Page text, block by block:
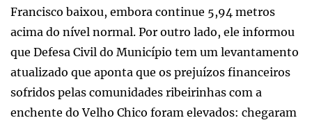
Francisco baixou, embora continue 5,94 metros
acima do nível normal. Por outro lado, ele informou
que Defesa Civil do Município tem um levantamento
atualizado que aponta que os prejuízos financeiros
sofridos pelas comunidades ribeirinhas com a
enchente do Velho Chico foram elevados: chegaram